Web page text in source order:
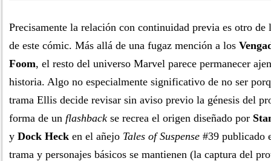
Precisamente la relación con continuidad previa es otro de
de este cómic. Más allá de una fugaz mención a los
Foom, el resto del universo Marvel parece permanecer
historia. Algo no especialmente significativo de no ser
trama Ellis decide revisar sin aviso previo la génesis del
forma de un flashback se recrea el origen diseñado por
y Dock Heck en el añejo Tales of Suspense #39 publicado
trama y personajes básicos se mantienen (la captura del